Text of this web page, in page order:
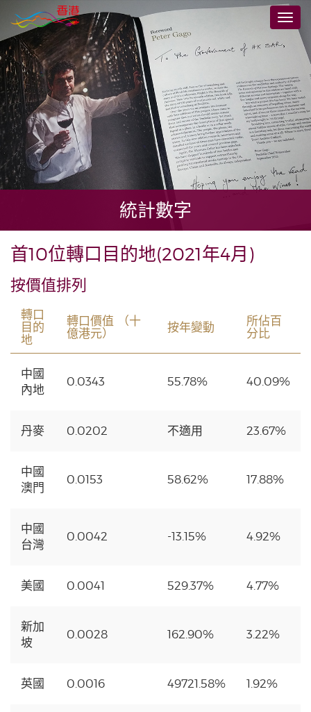
至
主
要
內
容
切
統計數字
首10位轉口目的地(2021年4月)
按價值排列
轉口
目的
地
轉口價值 （十
億港元）
按年變動
所佔百
分比
中國
內地
0.0343 55.78% 40.09%
丹麥 0.0202 不適用 23.67%
中國
澳門
0.0153 58.62% 17.88%
中國
台灣
0.0042 -13.15% 4.92%
美國 0.0041 529.37% 4.77%
新加
坡
0.0028 162.90% 3.22%
英國 0.0016 49721.58% 1.92%